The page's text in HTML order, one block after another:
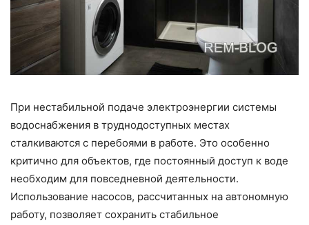
При нестабильной подаче электроэнергии системы
водоснабжения в труднодоступных местах
сталкиваются с перебоями в работе. Это особенно
критично для объектов, где постоянный доступ к воде
необходим для повседневной деятельности.
Использование насосов, рассчитанных на автономную
работу, позволяет сохранить стабильное